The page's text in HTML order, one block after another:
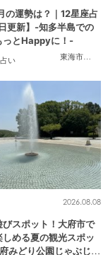
市 美浜町 東海市大府
運勢は？｜12星座占
更新】-知多半島での
っとHappyに！-
占い
2026.08.08
びスポット！大府市で
める夏の観光スポッ
みどり公園じゃぶじゃ